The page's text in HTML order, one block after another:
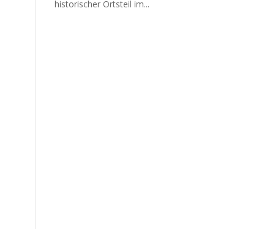
historischer Ortsteil im...